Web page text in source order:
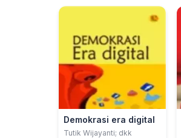
Demokrasi era digital
Tutik Wijayanti; dkk